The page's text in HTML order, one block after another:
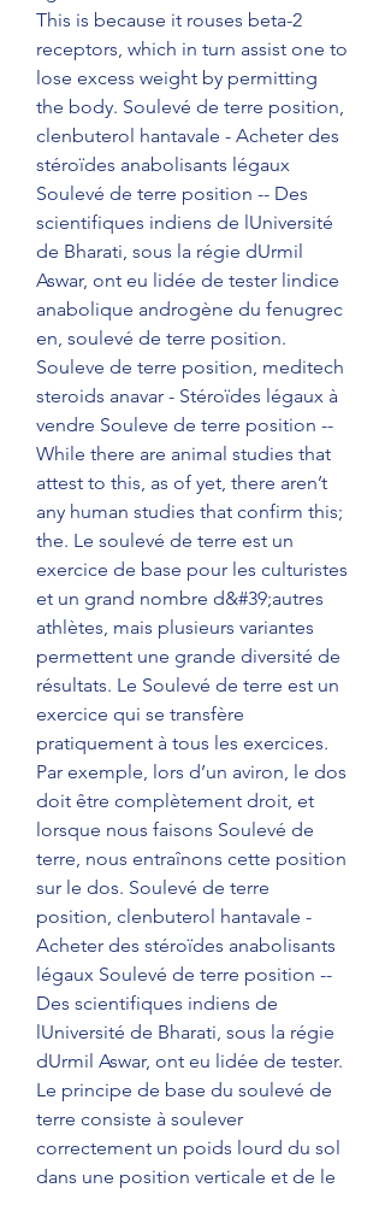
This is because it rouses beta-2
receptors, which in turn assist one to
lose excess weight by permitting
the body. Soulevé de terre position,
clenbuterol hantavale - Acheter des
stéroïdes anabolisants légaux
Soulevé de terre position -- Des
scientifiques indiens de lUniversité
de Bharati, sous la régie dUrmil
Aswar, ont eu lidée de tester lindice
anabolique androgène du fenugrec
en, soulevé de terre position.
Souleve de terre position, meditech
steroids anavar - Stéroïdes légaux à
vendre Souleve de terre position --
While there are animal studies that
attest to this, as of yet, there aren’t
any human studies that confirm this;
the. Le soulevé de terre est un
exercice de base pour les culturistes
et un grand nombre d&#39;autres
athlètes, mais plusieurs variantes
permettent une grande diversité de
résultats. Le Soulevé de terre est un
exercice qui se transfère
pratiquement à tous les exercices.
Par exemple, lors d’un aviron, le dos
doit être complètement droit, et
lorsque nous faisons Soulevé de
terre, nous entraînons cette position
sur le dos. Soulevé de terre
position, clenbuterol hantavale -
Acheter des stéroïdes anabolisants
légaux Soulevé de terre position --
Des scientifiques indiens de
lUniversité de Bharati, sous la régie
dUrmil Aswar, ont eu lidée de tester.
Le principe de base du soulevé de
terre consiste à soulever
correctement un poids lourd du sol
dans une position verticale et de le